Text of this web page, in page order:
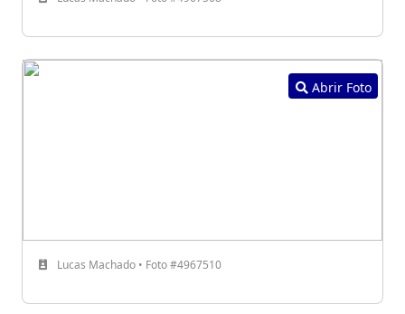
Abrir Foto
Lucas Machado • Foto #4967510